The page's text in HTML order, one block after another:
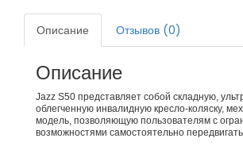
Описание Отзывов (0)
Описание
Jazz S50 представляет собой складную,
облегченную инвалидную кресло-коляску,
модель, позволяющую пользователям с
возможностями самостоятельно